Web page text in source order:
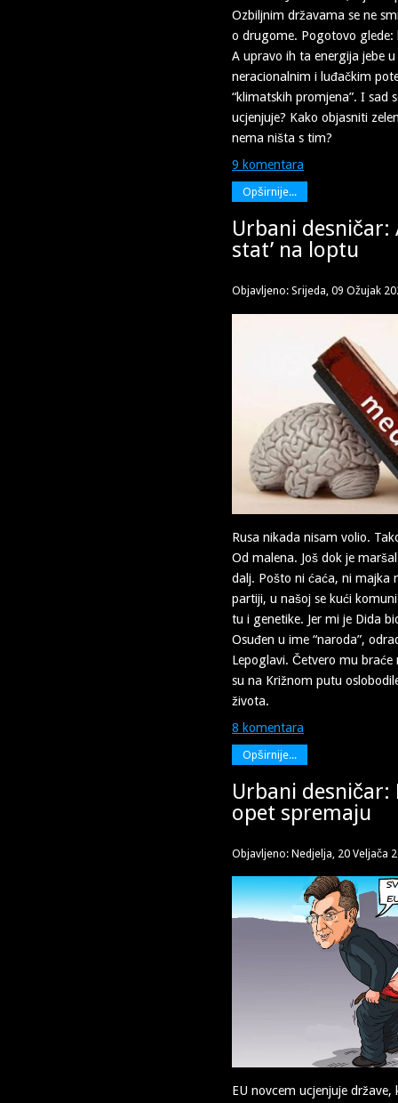
Ozbiljnim državama se ne
o drugome. Pogotovo glede:
A upravo ih ta energija jebe
neracionalnim i luđačkim
“klimatskih promjena”. I sad
ucjenjuje? Kako objasniti
nema ništa s tim?
9 komentara
Opširnije...
Urbani
stat’ na loptu
Objavljeno: Srijeda, 09 Ožujak
Rusa nikada nisam volio.
Od malena. Još dok je
dalj. Pošto ni ćaća, ni majka
partiji, u našoj se kući
tu i genetike. Jer mi je Dida
Osuđen u ime “naroda”,
Lepoglavi. Četvero mu braće
su na Križnom putu
života.
8 komentara
Opširnije...
Urbani desničar:
opet spremaju
Objavljeno: Nedjelja, 20 Veljača
EU novcem ucjenjuje